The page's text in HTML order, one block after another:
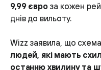
9,99 євроза кожен
днів до вильоту.
Wizz заявила, що схема
людей, які мають
останню хвилину та